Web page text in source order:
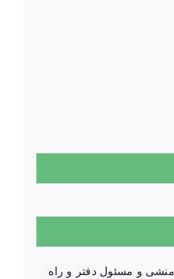
و مسئول دفتر و راه